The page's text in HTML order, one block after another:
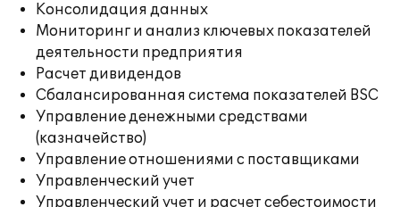
Консолидация данных
Мониторинг и анализ ключевых показателей
деятельности предприятия
Расчет дивидендов
Сбалансированная система показателей BSC
Управление денежными средствами
(казначейство)
Управление отношениями с поставщиками
Управленческий учет
Управленческий учет и расчет себестоимости